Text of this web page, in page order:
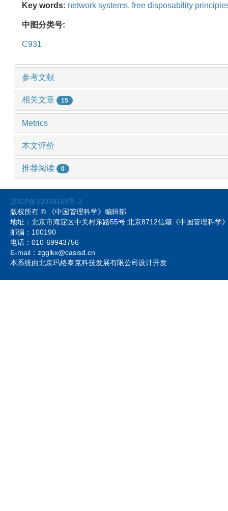
Key words: network systems, free disposability
中图分类号:
C931
参考文献
相关文章 15
Metrics
本文评价
推荐阅读 0
京ICP备12038169号-2
版权所有 © 《中国管理科学》编辑部
地址：北京市海淀区中关村东路55号 北京8712信箱《中国管理科
邮编：100190
电话：010-69943756
E-mail：zgglkx@casisd.cn
本系统由北京玛格泰克科技发展有限公司设计开发